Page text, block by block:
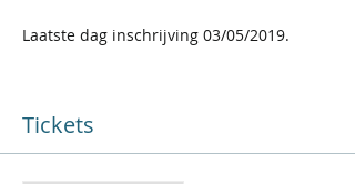
Laatste dag inschrijving 03/05/2019.
Tickets